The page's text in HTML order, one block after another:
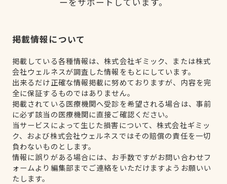
掲載情報について
掲載している各種情報は、株式会社ギミック、または株式
会社ウェルネスが調査した情報をもとにしています。
出来るだけ正確な情報掲載に努めておりますが、内容を完
全に保証するものではありません。
掲載されている医療機関へ受診を希望される場合は、事前
に必ず該当の医療機関に直接ご確認ください。
当サービスによって生じた損害について、株式会社ギミッ
ク、および株式会社ウェルネスではその賠償の責任を一切
負わないものとします。
情報に誤りがある場合には、お手数ですがお問い合わせフ
ォームより編集部までご連絡をいただけますようお願いい
たします。